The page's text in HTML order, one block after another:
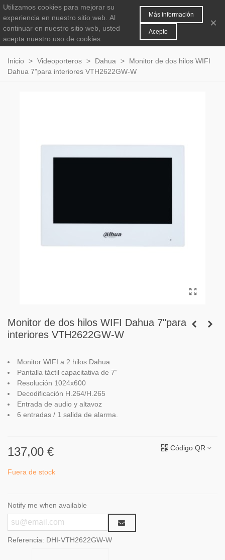
0
Inicio > Videoporteros > Dahua >
Monitor de dos hilos WIFI
Dahua 7"para interiores VTH2622GW-W
Monitor de dos hilos WIFI Dahua 7"para
interiores VTH2622GW-W
Monitor WIFI a 2 hilos Dahua
Pantalla táctil capacitativa de 7”
Resolución 1024x600
Decodificación H.264/H.265
Entrada de audio y altavoz
6 entradas / 1 salida de alarma.
137,00 € Código QR
Fuera de stock
Notify me when available
Referencia: DHI-VTH2622GW-W
Utilizamos cookies para mejorar su
experiencia en nuestro sitio web. Al
continuar en nuestro sitio web, usted
acepta nuestro uso de cookies.
Más información
Acepto
×